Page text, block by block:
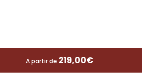
A partir de 219,00€